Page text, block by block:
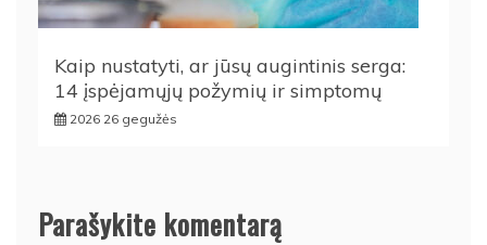
Kaip nustatyti, ar jūsų augintinis serga:
14 įspėjamųjų požymių ir simptomų
2026 26 gegužės
Parašykite komentarą